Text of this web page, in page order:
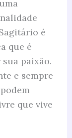
é
que é
paixão.
e sempre
que vive